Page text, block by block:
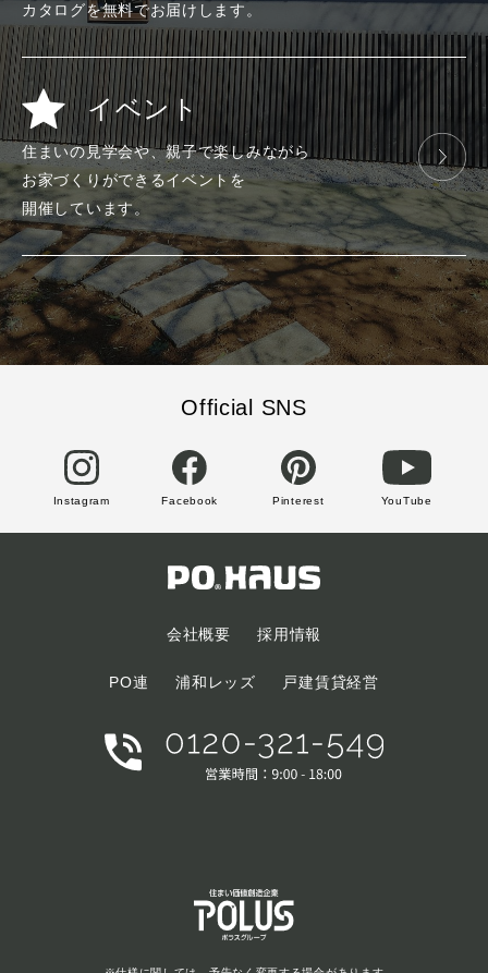
カタログを無料でお届けします。
イベント
住まいの見学会や、親子で楽しみながら
お家づくりができるイベントを
開催しています。
Official SNS
Instagram Facebook Pinterest YouTube
会社概要 採用情報
PO連 浦和レッズ 戸建賃貸経営